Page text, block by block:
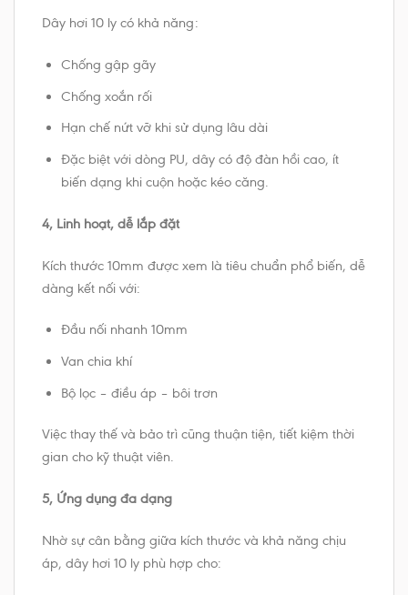
Dây hơi 10 ly có khả năng:
Chống gập gãy
Chống xoắn rối
Hạn chế nứt vỡ khi sử dụng lâu dài
Đặc biệt với dòng PU, dây có độ đàn hồi cao, ít
biến dạng khi cuộn hoặc kéo căng.
4, Linh hoạt, dễ lắp đặt
Kích thước 10mm được xem là tiêu chuẩn phổ biến, dễ
dàng kết nối với:
Đầu nối nhanh 10mm
Van chia khí
Bộ lọc – điều áp – bôi trơn
Việc thay thế và bảo trì cũng thuận tiện, tiết kiệm thời
gian cho kỹ thuật viên.
5, Ứng dụng đa dạng
Nhờ sự cân bằng giữa kích thước và khả năng chịu
áp, dây hơi 10 ly phù hợp cho: